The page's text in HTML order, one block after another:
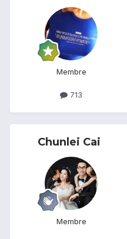
Membre
713
Chunlei Cai
Membre